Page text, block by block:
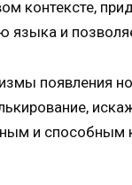
контексте,
языка и
появления
и способным